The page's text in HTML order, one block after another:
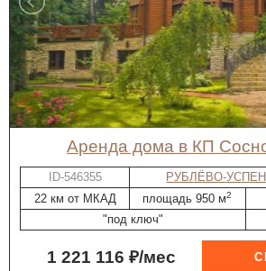
Аренда дома в КП
ID-546355
РУБЛЁВО-
22 км от МКАД
площадь 950 м2
"под ключ"
1 221 116 ₽/мес